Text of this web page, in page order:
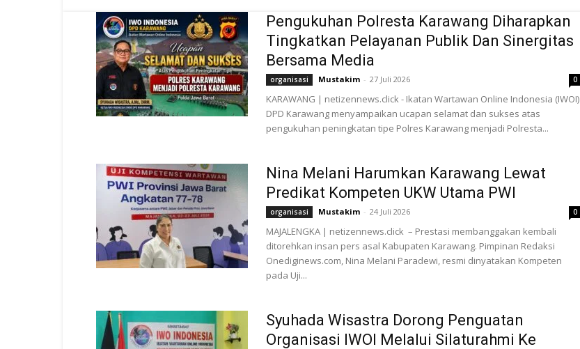
Pengukuhan Polresta Karawang Diharapkan
Tingkatkan Pelayanan Publik Dan Sinergitas
Bersama Media
organisasi Mustakim - 27 Juli 2026 0
KARAWANG | netizennews.click - Ikatan Wartawan Online Indonesia (IWOI)
DPD Karawang menyampaikan ucapan selamat dan sukses atas
pengukuhan peningkatan tipe Polres Karawang menjadi Polresta...
Nina Melani Harumkan Karawang Lewat
Predikat Kompeten UKW Utama PWI
organisasi Mustakim - 24 Juli 2026 0
MAJALENGKA | netizennews.click – Prestasi membanggakan kembali
ditorehkan insan pers asal Kabupaten Karawang. Pimpinan Redaksi
Onediginews.com, Nina Melani Paradewi, resmi dinyatakan Kompeten
pada Uji...
Syuhada Wisastra Dorong Penguatan
Organisasi IWOI Melalui Silaturahmi Ke